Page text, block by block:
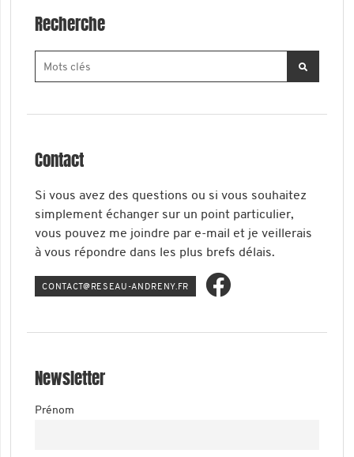
Recherche
Contact
Si vous avez des questions ou si vous souhaitez
simplement échanger sur un point particulier,
vous pouvez me joindre par e-mail et je veillerais
à vous répondre dans les plus brefs délais.
RF.YN
ERDNA
-UAES
ER@TC
ATNOC
Newsletter
Prénom